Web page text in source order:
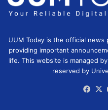
UUM Today is the official news
providing important
life. This website is managed
reserved by